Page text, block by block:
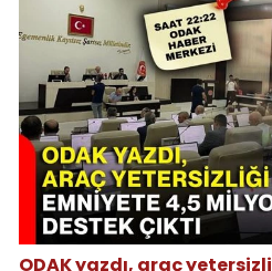
ODAK yazdı, araç